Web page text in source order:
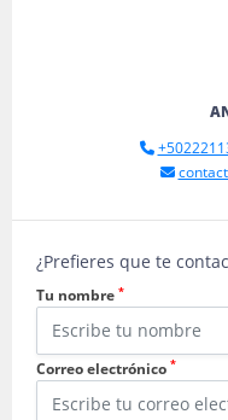
¿Prefieres que te
Tu nombre *
Correo electrónico *